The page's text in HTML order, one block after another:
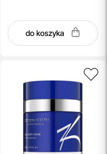
do koszyka